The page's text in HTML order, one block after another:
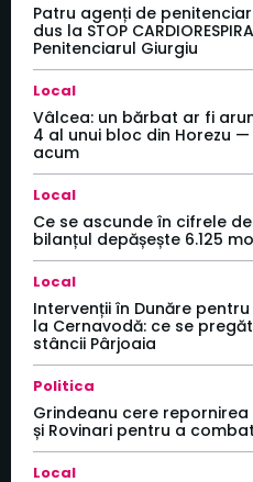
Patru agenți de
dus la STOP
Penitenciarul Giurgiu
Local
Vâlcea: un bărbat ar fi
4 al unui bloc din Horezu
acum
Local
Ce se ascunde în cifrele
bilanțul depășește 6.125
Local
Intervenții în Dunăre
la Cernavodă: ce se
stâncii Pârjoaia
Politica
Grindeanu cere repornirea
și Rovinari pentru a
Local